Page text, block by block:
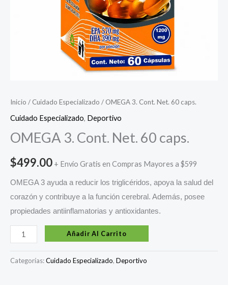
Inicio / Cuidado Especializado / OMEGA 3. Cont. Net. 60 caps.
Cuidado Especializado, Deportivo
OMEGA 3. Cont. Net. 60 caps.
$499.00 + Envío Gratis en Compras Mayores a $599
OMEGA 3 ayuda a reducir los triglicéridos, apoya la salud del
corazón y contribuye a la función cerebral. Además, posee
propiedades antiinflamatorias y antioxidantes.
Añadir Al Carrito
Categorías:Cuidado Especializado, Deportivo